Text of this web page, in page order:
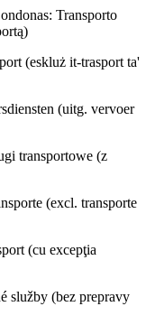
Transporto
(eskluż it-trasport ta'
(uitg. vervoer
transportowe (z
(excl. transporte
(cu excepţia
služby (bez prepravy